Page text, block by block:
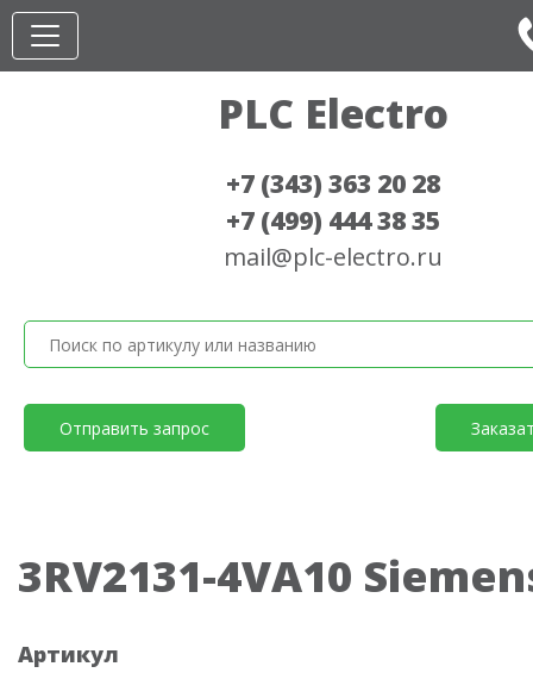
PLC Electro
+7 (343) 363 20 28
+7 (499) 444 38 35
mail@plc-electro.ru
Отправить запрос
3RV2131-4VA10
Артикул